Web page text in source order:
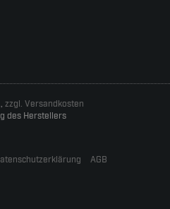
zzgl. Versandkosten
des Herstellers
AGB